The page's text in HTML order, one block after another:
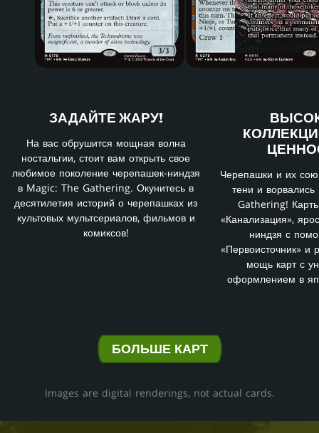
ЗАДАЙТЕ ЖАРУ!
На вас обрушится мощная волна
ностальгии, стоит вам открыть свое
любимое поколение черепашек-ниндзя
в Magic: The Gathering. Окунитесь в
десятилетия историй о черепашках из
культовых мультсериалов, фильмов и
комиксов!
Черепашки и их
тени и
Gathering!
«Канализация»,
ниндзя с
«Первоисточник» и
мощь карт с
оформлением в
БОЛЬШЕ КАРТ
Images are digital renderings, not actual cards.